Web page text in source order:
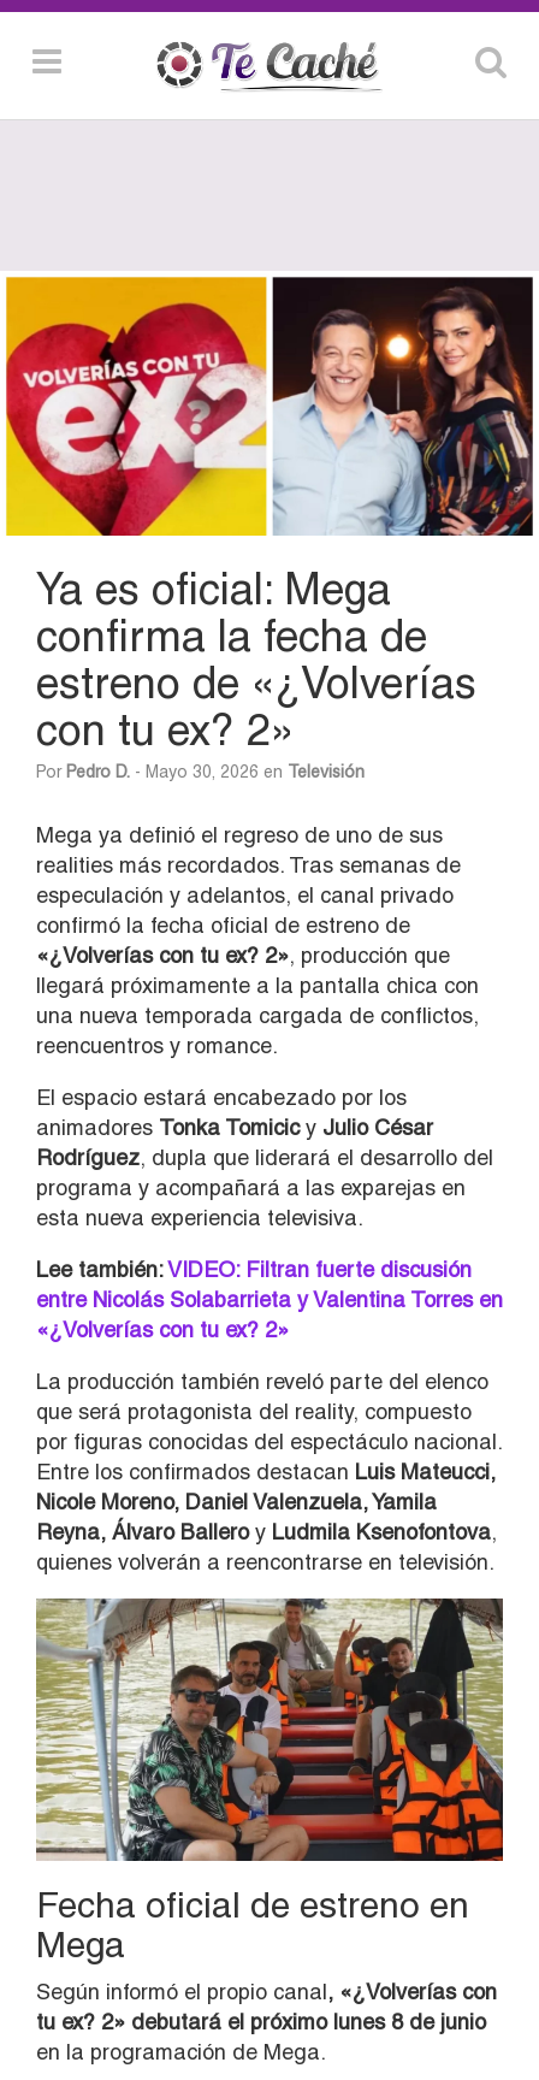
Ya es oficial: Mega
confirma la fecha de
estreno de «¿Volverías
con tu ex? 2»
Por Pedro D. - Mayo 30, 2026 en Televisión
Mega ya definió el regreso de uno de sus
realities más recordados. Tras semanas de
especulación y adelantos, el canal privado
confirmó la fecha oficial de estreno de
«¿Volverías con tu ex? 2», producción que
llegará próximamente a la pantalla chica con
una nueva temporada cargada de conflictos,
reencuentros y romance.
El espacio estará encabezado por los
animadores Tonka Tomicicy Julio César
Rodríguez, dupla que liderará el desarrollo del
programa y acompañará a las exparejas en
esta nueva experiencia televisiva.
Lee también:VIDEO: Filtran fuerte discusión
entre Nicolás Solabarrieta y Valentina Torres en
«¿Volverías con tu ex? 2»
La producción también reveló parte del elenco
que será protagonista del reality, compuesto
por figuras conocidas del espectáculo nacional.
Entre los confirmados destacan Luis Mateucci,
Nicole Moreno, Daniel Valenzuela, Yamila
Reyna, Álvaro Balleroy Ludmila Ksenofontova,
quienes volverán a reencontrarse en televisión.
Fecha oficial de estreno en
Mega
Según informó el propio canal, «¿Volverías con
tu ex? 2» debutará el próximo lunes 8 de junio
en la programación de Mega.